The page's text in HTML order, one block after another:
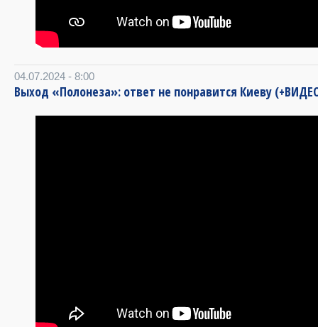
04.07.2024 - 8:00
Выход «Полонеза»: ответ не понравится Киеву